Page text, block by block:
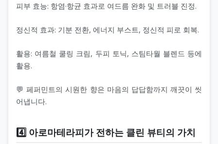
피부 효능: 항염·항균 효과로 여드름 완화 및 트러블 진정.
정신적 효과: 기분 전환, 에너지 부스트, 정신적 피로 회복.
활용: 여름철 쿨링 크림, 두피 토닉, 스팀타월 블렌드 등에
활용.
💬 페퍼민트의 시원한 향은 마음의 답답함까지 깨끗이 씻
어냅니다.
4️⃣ 아로마테라피가 전하는 클린 뷰티의 가치